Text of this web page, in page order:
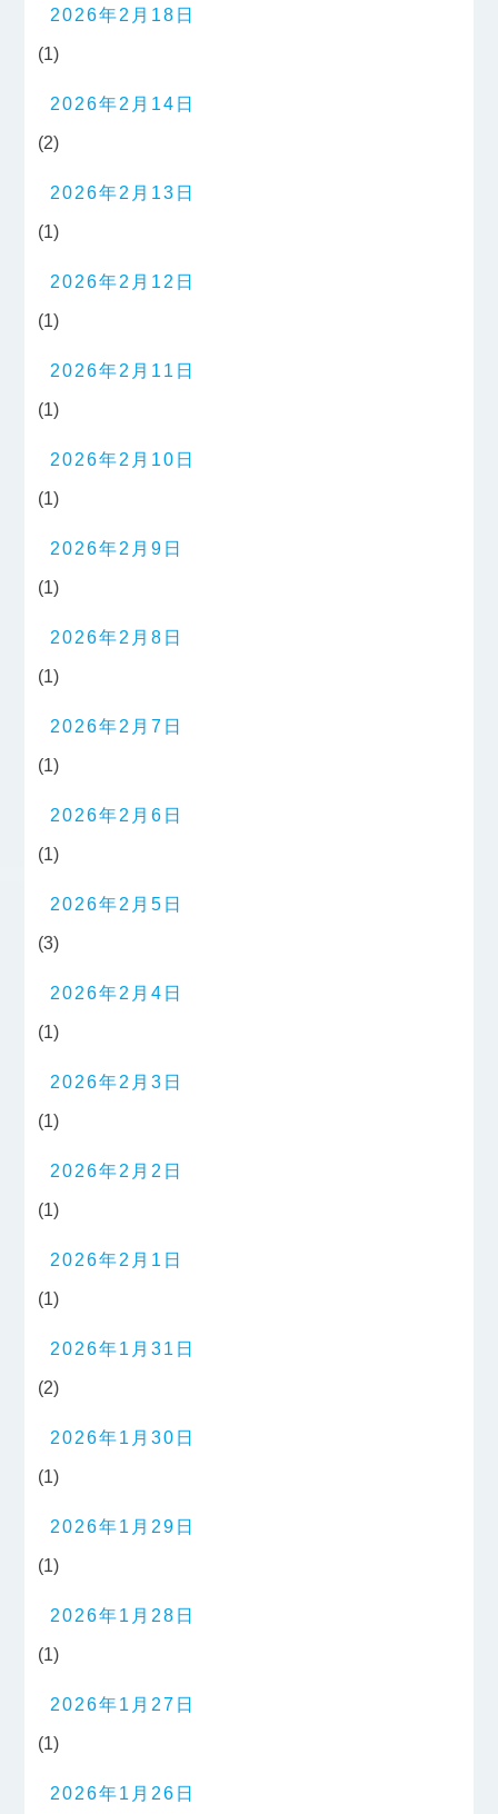
2026年2月18日
(1)
2026年2月14日
(2)
2026年2月13日
(1)
2026年2月12日
(1)
2026年2月11日
(1)
2026年2月10日
(1)
2026年2月9日
(1)
2026年2月8日
(1)
2026年2月7日
(1)
2026年2月6日
(1)
2026年2月5日
(3)
2026年2月4日
(1)
2026年2月3日
(1)
2026年2月2日
(1)
2026年2月1日
(1)
2026年1月31日
(2)
2026年1月30日
(1)
2026年1月29日
(1)
2026年1月28日
(1)
2026年1月27日
(1)
2026年1月26日